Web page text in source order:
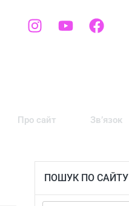
Про сайт Зв’язок
ПОШУК ПО САЙТУ